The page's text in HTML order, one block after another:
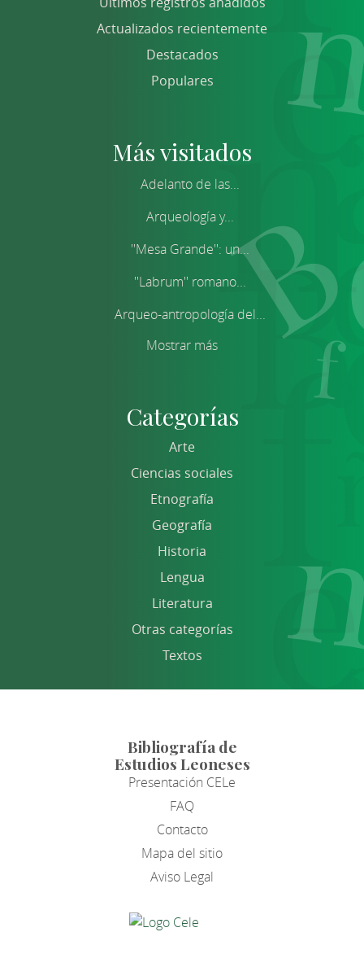
Actualizados recientemente
Destacados
Populares
Más visitados
Adelanto de las...
Arqueología y...
''Mesa Grande'': un...
''Labrum'' romano...
Arqueo-antropología del...
Mostrar más
Categorías
Arte
Ciencias sociales
Etnografía
Geografía
Historia
Lengua
Literatura
Otras categorías
Textos
Bibliografía de
Estudios Leoneses
Presentación CELe
FAQ
Contacto
Mapa del sitio
Aviso Legal